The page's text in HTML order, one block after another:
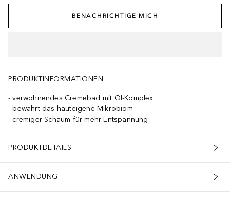
BENACHRICHTIGE MICH
PRODUKTINFORMATIONEN
verwöhnendes Cremebad mit Öl-Komplex
bewahrt das hauteigene Mikrobiom
cremiger Schaum für mehr Entspannung
PRODUKTDETAILS
ANWENDUNG